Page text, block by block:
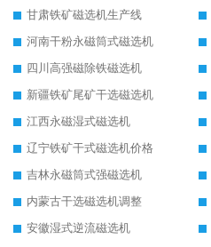
甘肃铁矿磁选机生产线
河南干粉永磁筒式磁选机
四川高强磁除铁磁选机
新疆铁矿尾矿干选磁选机
江西永磁湿式磁选机
辽宁铁矿干式磁选机价格
吉林永磁筒式强磁选机
内蒙古干选磁选机调整
安徽湿式逆流磁选机